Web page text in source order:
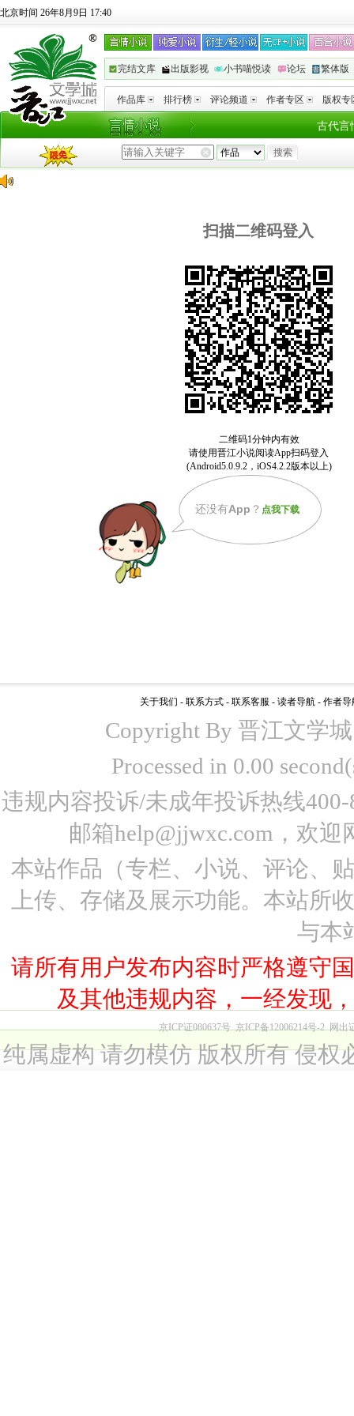
北京时间 26年8月9日 17:40
完结文库 出版影视 小书喵悦读 论坛 繁体版
作品库 排行榜 评论频道 作者专区 版权专
古代言
扫描二维码登入
还没有App ？ 点我下载
关于我们 - 联系方式 - 联系客服 - 读者导航 - 作者导
Copyright By 晋江文学
Processed in 0.00
违规内容投诉/未成年投诉热线
邮箱help@jjwxc.com，欢
本站作品（专栏、小说、评论、
上传、存储及展示功能。本站所
与本
请所有用户发布内容时严格遵守
及其他违规内容，一经发现
京ICP证080637号 京ICP备12006214号-2 网出
纯属虚构 请勿模仿 版权所有 侵权